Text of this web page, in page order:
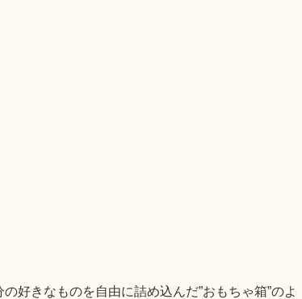
好きなものを自由に詰め込んだ”おもちゃ箱”のよ